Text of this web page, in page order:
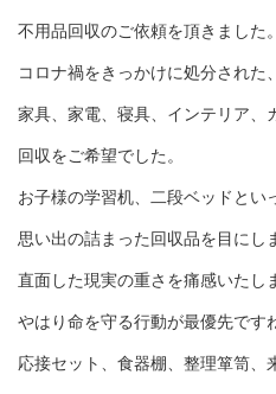
不用品回収のご依頼を頂きました。
コロナ禍をきっかけに処分された、
家具、家電、寝具、インテリア、
回収をご希望でした。
お子様の学習机、二段ベッドとい
思い出の詰まった回収品を目にし
直面した現実の重さを痛感いたし
やはり命を守る行動が最優先です
応接セット、食器棚、整理箪笥、